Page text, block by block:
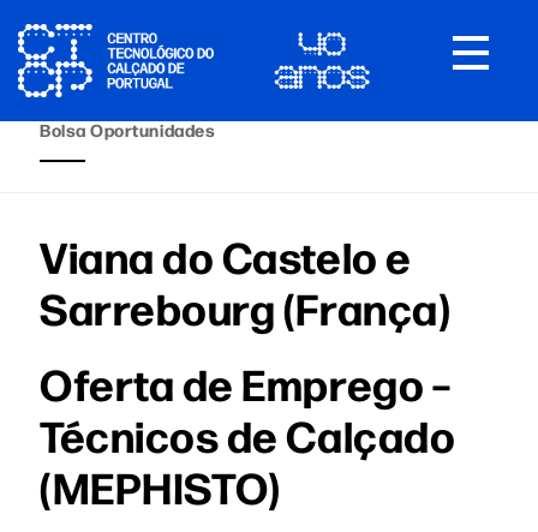
Toggle
Bolsa Oportunidades
Viana do Castelo e
Sarrebourg (França)
Oferta de Emprego –
Técnicos de Calçado
(MEPHISTO)